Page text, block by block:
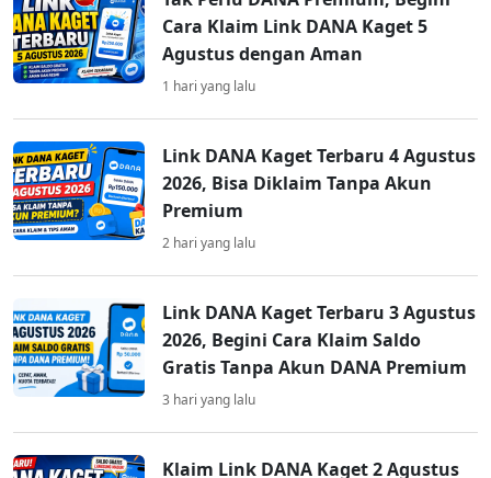
Cara Klaim Link DANA Kaget 5
Agustus dengan Aman
1 hari yang lalu
Link DANA Kaget Terbaru 4 Agustus
2026, Bisa Diklaim Tanpa Akun
Premium
2 hari yang lalu
Link DANA Kaget Terbaru 3 Agustus
2026, Begini Cara Klaim Saldo
Gratis Tanpa Akun DANA Premium
3 hari yang lalu
Klaim Link DANA Kaget 2 Agustus